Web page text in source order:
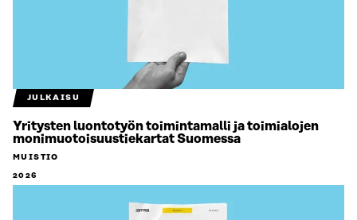
JULKAISU
Yritysten luontotyön toimintamalli ja toimialojen
monimuotoisuustiekartat Suomessa
MUISTIO
2026